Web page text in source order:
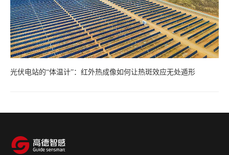
光伏电站的“体温计”：红外热成像如何让热斑效应无处遁形